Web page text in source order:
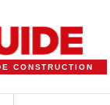
CONSTRUCTION